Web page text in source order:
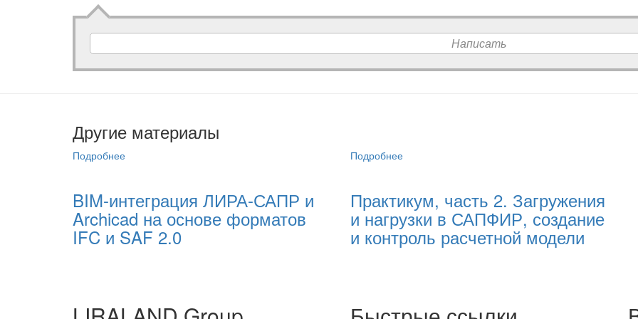
Написать
Другие материалы
Подробнее
BIM-интеграция ЛИРА-САПР и
Archicad на основе форматов
IFC и SAF 2.0
Подробнее
Практикум, часть 2. Загружения
и нагрузки в САПФИР, создание
и контроль расчетной модели